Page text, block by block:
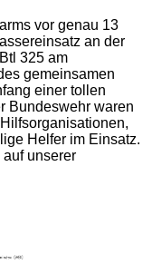
vor genau 13
an der
325 am
gemeinsamen
einer tollen
Bundeswehr waren
Helfer im Einsatz.
unserer